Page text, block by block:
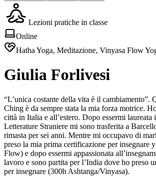
Lezioni pratiche in classe
Online
Hatha Yoga, Meditazione, Vinyasa Flow
Giulia Forlivesi
“L’unica costante della vita è il cambiamento”.
Ching è da sempre stata la mia forza motrice.
città in Italia e all’estero. Dopo essermi laureata
Letterature Straniere mi sono trasferita a
rimasta per sei anni. Mentre mi occupavo di
preso la mia prima certificazione per insegnare
Flow) e dopo essermi appassionata
lavoro e sono partita per l’India dove ho preso
per insegnare (300h Ashtanga/Vinyasa).